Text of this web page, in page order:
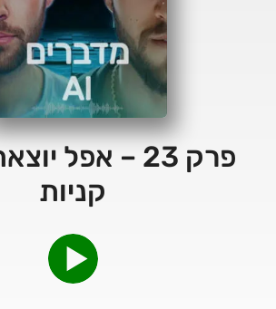
פרק 23 – אפל
קניות